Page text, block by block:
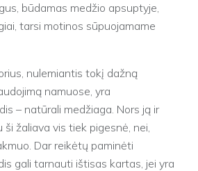
būdamas medžio apsuptyje,
tarsi motinos sūpuojamame
nulemiantis tokį dažną
namuose, yra
– natūrali medžiaga. Nors ją ir
žaliava vis tiek pigesnė, nei,
Dar reikėtų paminėti
gali tarnauti ištisas kartas, jei yra